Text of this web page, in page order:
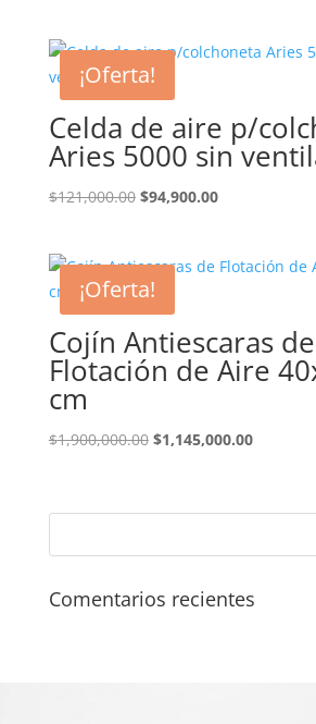
era:
$112,000.00.
es:
¡Oferta!
Celda de aire p/
Aries 5000 sin
$121,000.00 El
era:
$121,000.00.
$94,900.00El
es:
¡Oferta!
Cojín Antiescaras de
Flotación de Aire
cm
$1,900,000.00 El
era:
$1,145,000.00El
es:
Comentarios recientes